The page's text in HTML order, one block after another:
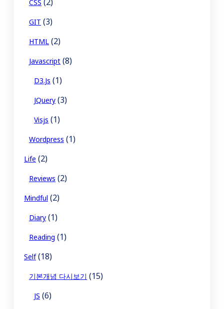
CSS
GIT (3)
HTML (2)
Javascript (8)
D3.js (1)
JQuery (3)
Visjs (1)
Wordpress (1)
Life (2)
Reviews (2)
Mindful (2)
Diary (1)
Reading (1)
Self(18)
기본개념 다시보기 (15)
JS (6)